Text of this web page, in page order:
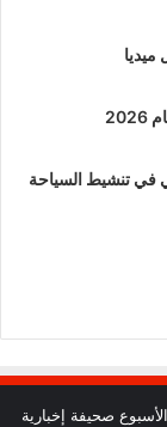
في تنشيط السياحة
الأسبوع صحيفة إخبارية